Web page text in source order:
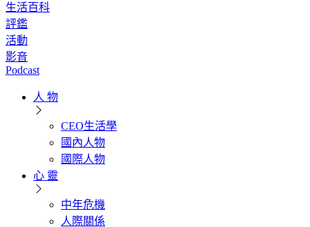
生活百科
評鑑
活動
影音
Podcast
人 物
CEO生活學
國內人物
國際人物
心 靈
中年危機
人際關係